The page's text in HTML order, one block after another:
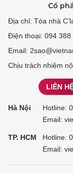
Cổ
Địa chỉ: Tòa nhà
Điện thoại: 094 388
Email:
Chịu trách nhiệm
LIÊN
Hà Nội Hotline:
Email:
TP. HCM Hotline:
Email: